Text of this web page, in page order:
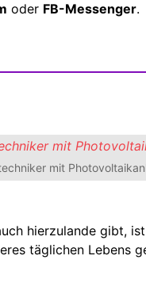
oder FB-Messenger.
mit
hierzulande gibt,
täglichen Lebens